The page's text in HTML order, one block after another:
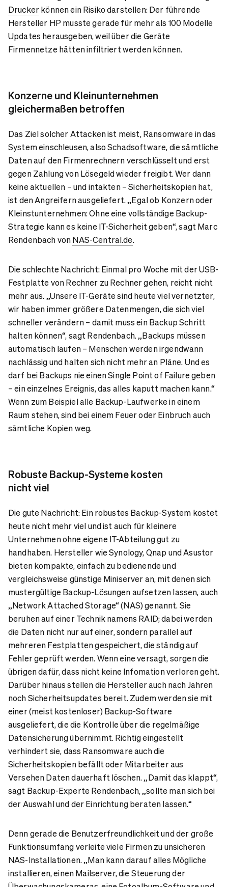
Druckerkönnen ein Risiko darstellen: Der führende
Hersteller HP musste gerade für mehr als 100 Modelle
Updates herausgeben, weil über die Geräte
Firmennetze hätten infiltriert werden können.
Konzerne und Kleinunternehmen
gleichermaßen betroffen
Das Ziel solcher Attacken ist meist, Ransomware in das
System einschleusen, also Schadsoftware, die sämtliche
Daten auf den Firmenrechnern verschlüsselt und erst
gegen Zahlung von Lösegeld wieder freigibt. Wer dann
keine aktuellen – und intakten – Sicherheitskopien hat,
ist den Angreifern ausgeliefert. „Egal ob Konzern oder
Kleinstunternehmen: Ohne eine vollständige Backup-
Strategie kann es keine IT-Sicherheit geben“, sagt Marc
Rendenbach vonNAS-Central.de.
Die schlechte Nachricht: Einmal pro Woche mit der USB-
Festplatte von Rechner zu Rechner gehen, reicht nicht
mehr aus. „Unsere IT-Geräte sind heute viel vernetzter,
wir haben immer größere Datenmengen, die sich viel
schneller verändern – damit muss ein Backup Schritt
halten können“, sagt Rendenbach. „Backups müssen
automatisch laufen – Menschen werden irgendwann
nachlässig und halten sich nicht mehr an Pläne. Und es
darf bei Backups nie einen Single Point of Failure geben
– ein einzelnes Ereignis, das alles kaputt machen kann.“
Wenn zum Beispiel alle Backup-Laufwerke in einem
Raum stehen, sind bei einem Feuer oder Einbruch auch
sämtliche Kopien weg.
Robuste Backup-Systeme kosten
nicht viel
Die gute Nachricht: Ein robustes Backup-System kostet
heute nicht mehr viel und ist auch für kleinere
Unternehmen ohne eigene IT-Abteilung gut zu
handhaben. Hersteller wie Synology, Qnap und Asustor
bieten kompakte, einfach zu bedienende und
vergleichsweise günstige Miniserver an, mit denen sich
mustergültige Backup-Lösungen aufsetzen lassen, auch
„Network Attached Storage“ (NAS) genannt. Sie
beruhen auf einer Technik namens RAID; dabei werden
die Daten nicht nur auf einer, sondern parallel auf
mehreren Festplatten gespeichert, die ständig auf
Fehler geprüft werden. Wenn eine versagt, sorgen die
übrigen dafür, dass nicht keine Infomation verloren geht.
Darüber hinaus stellen die Hersteller auch nach Jahren
noch Sicherheitsupdates bereit. Zudem werden sie mit
einer (meist kostenloser) Backup-Software
ausgeliefert, die die Kontrolle über die regelmäßige
Datensicherung übernimmt. Richtig eingestellt
verhindert sie, dass Ransomware auch die
Sicherheitskopien befällt oder Mitarbeiter aus
Versehen Daten dauerhaft löschen. „Damit das klappt“,
sagt Backup-Experte Rendenbach, „sollte man sich bei
der Auswahl und der Einrichtung beraten lassen.“
Denn gerade die Benutzerfreundlichkeit und der große
Funktionsumfang verleite viele Firmen zu unsicheren
NAS-Installationen. „Man kann darauf alles Mögliche
installieren, einen Mailserver, die Steuerung der